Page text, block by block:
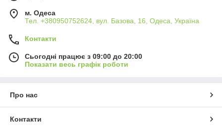
м. Одеса
Тел. +380950752624, вул. Базова, 16, Одеса, Україна
Контакти
Сьогодні працює з 09:00 до 20:00
Показати весь графік роботи
Про нас
Контакти